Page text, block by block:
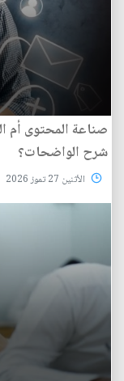
صناعة المحتوى أم
شرح الواضحات؟
الأثنين 27 تموز 2026